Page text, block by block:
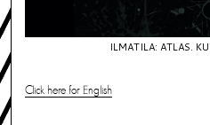
ILMATILA: ATLAS.
Click here for English